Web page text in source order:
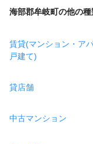
海部郡牟岐町の他の
賃貸(マンション・ア
戸建て)
貸店舗
中古マンション